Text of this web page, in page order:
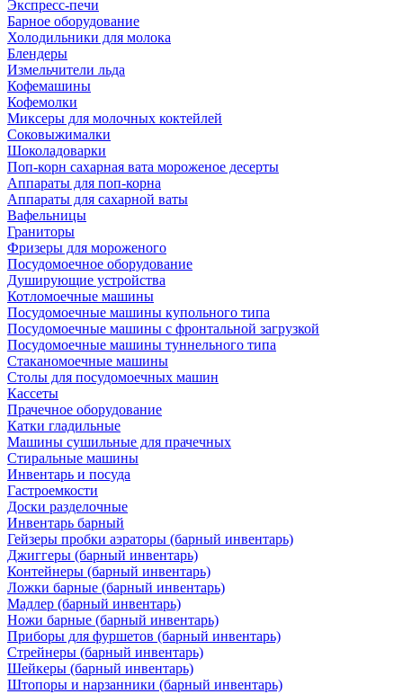
Экспресс-печи
Барное оборудование
Холодильники для молока
Блендеры
Измельчители льда
Кофемашины
Кофемолки
Миксеры для молочных коктейлей
Соковыжималки
Шоколадоварки
Поп-корн сахарная вата мороженое десерты
Аппараты для поп-корна
Аппараты для сахарной ваты
Вафельницы
Граниторы
Фризеры для мороженого
Посудомоечное оборудование
Душирующие устройства
Котломоечные машины
Посудомоечные машины купольного типа
Посудомоечные машины с фронтальной загрузкой
Посудомоечные машины туннельного типа
Стаканомоечные машины
Столы для посудомоечных машин
Кассеты
Прачечное оборудование
Катки гладильные
Машины сушильные для прачечных
Стиральные машины
Инвентарь и посуда
Гастроемкости
Доски разделочные
Инвентарь барный
Гейзеры пробки аэраторы (барный инвентарь)
Джиггеры (барный инвентарь)
Контейнеры (барный инвентарь)
Ложки барные (барный инвентарь)
Мадлер (барный инвентарь)
Ножи барные (барный инвентарь)
Приборы для фуршетов (барный инвентарь)
Стрейнеры (барный инвентарь)
Шейкеры (барный инвентарь)
Штопоры и нарзанники (барный инвентарь)